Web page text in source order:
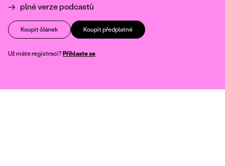
plné verze podcastů
Koupit článek Koupit předplatné
Už máte registraci?Přihlaste se